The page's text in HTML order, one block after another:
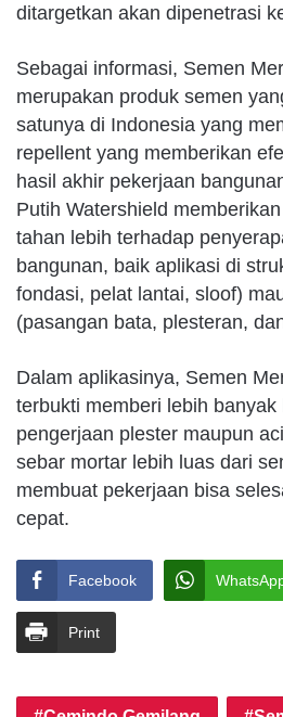
ditargetkan akan dipenetrasi
Sebagai informasi, Semen
merupakan produk semen
satunya di Indonesia yang
repellent yang memberikan
hasil akhir pekerjaan
Putih Watershield
tahan lebih terhadap
bangunan, baik aplikasi di
fondasi, pelat lantai, sloof)
(pasangan bata, plesteran,
Dalam aplikasinya, Semen
terbukti memberi lebih banyak
pengerjaan plester maupun
sebar mortar lebih luas dari
membuat pekerjaan bisa
cepat.
Facebook
Print